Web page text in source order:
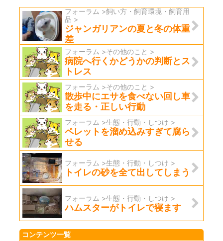
フォーラム >飼い方・飼育環境・飼育用
品 >
ジャンガリアンの夏と冬の体重
差
フォーラム >その他のこと >
病院へ行くかどうかの判断とス
トレス
フォーラム >その他のこと >
散歩中にエサを食べない回し車
を走る・正しい行動
フォーラム >生態・行動・しつけ >
ペレットを溜め込みすぎて腐ら
せる
フォーラム >生態・行動・しつけ >
トイレの砂を全て出してしまう
フォーラム >生態・行動・しつけ >
ハムスターがトイレで寝ます
コンテンツ一覧